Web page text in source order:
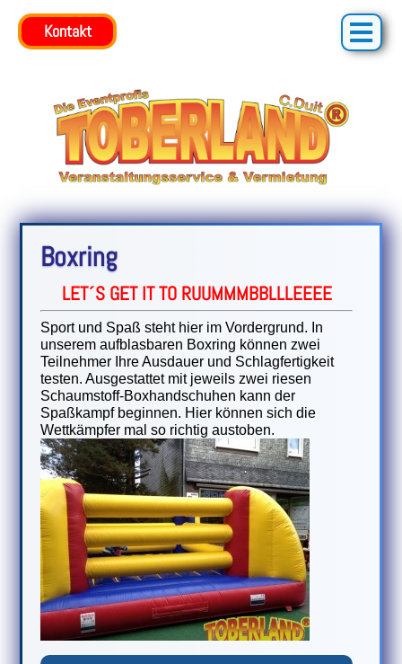
Boxring
LET´S GET IT TO RUUMMMBBLLLEEEE
Sport und Spaß steht hier im Vordergrund. In
unserem aufblasbaren Boxring können zwei
Teilnehmer Ihre Ausdauer und Schlagfertigkeit
testen. Ausgestattet mit jeweils zwei riesen
Schaumstoff-Boxhandschuhen kann der
Spaßkampf beginnen. Hier können sich die
Wettkämpfer mal so richtig austoben.
Kontakt